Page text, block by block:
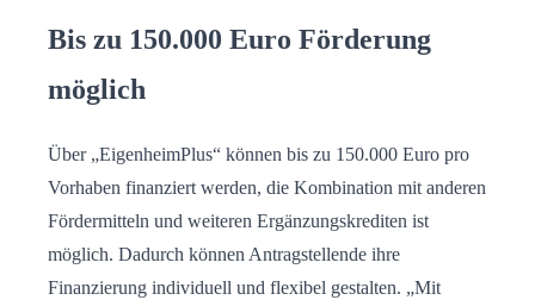
Bis zu 150.000 Euro Förderung
möglich
Über „EigenheimPlus“ können bis zu 150.000 Euro pro
Vorhaben finanziert werden, die Kombination mit anderen
Fördermitteln und weiteren Ergänzungskrediten ist
möglich. Dadurch können Antragstellende ihre
Finanzierung individuell und flexibel gestalten. „Mit